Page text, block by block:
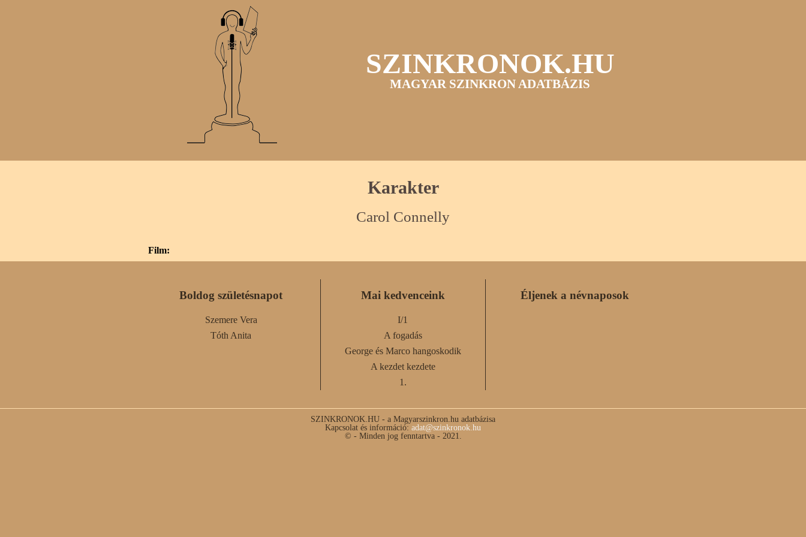
SZINKRONOK.HU
MAGYAR SZINKRON ADATBÁZIS
Karakter
Carol Connelly
Film:
Boldog születésnapot
Szemere Vera
Tóth Anita
Mai kedvenceink
I/1
A fogadás
George és Marco hangoskodik
A kezdet kezdete
1.
Éljenek a névnaposok
SZINKRONOK.HU - a Magyarszinkron.hu adatbázisa
Kapcsolat és információ: adat@szinkronok.hu
© - Minden jog fenntartva - 2021.